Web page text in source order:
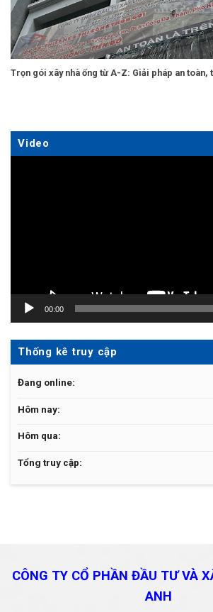
Trọn gói xây nhà ống từ A-Z: Giải pháp an toàn,
Video
00:00
Thống kê truy cập
Đang online:
Hôm nay:
Hôm qua:
Tổng truy cập:
CÔNG TY CỔ PHẦN ĐẦU TƯ VÀ
ANH